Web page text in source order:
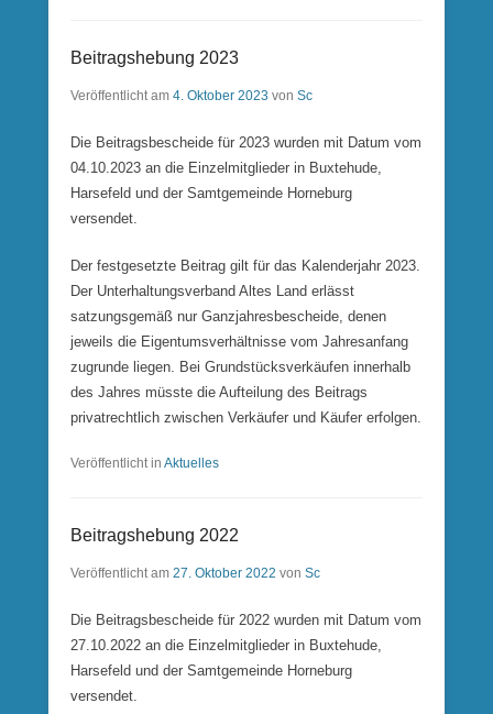
Beitragshebung 2023
Veröffentlicht am 4. Oktober 2023 von Sc
Die Beitragsbescheide für 2023 wurden mit Datum vom
04.10.2023 an die Einzelmitglieder in Buxtehude,
Harsefeld und der Samtgemeinde Horneburg
versendet.
Der festgesetzte Beitrag gilt für das Kalenderjahr 2023.
Der Unterhaltungsverband Altes Land erlässt
satzungsgemäß nur Ganzjahresbescheide, denen
jeweils die Eigentumsverhältnisse vom Jahresanfang
zugrunde liegen. Bei Grundstücksverkäufen innerhalb
des Jahres müsste die Aufteilung des Beitrags
privatrechtlich zwischen Verkäufer und Käufer erfolgen.
Veröffentlicht in Aktuelles
Beitragshebung 2022
Veröffentlicht am 27. Oktober 2022 von Sc
Die Beitragsbescheide für 2022 wurden mit Datum vom
27.10.2022 an die Einzelmitglieder in Buxtehude,
Harsefeld und der Samtgemeinde Horneburg
versendet.